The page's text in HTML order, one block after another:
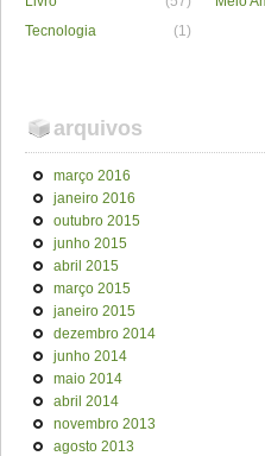
Tecnologia
(1)
arquivos
março 2016
janeiro 2016
outubro 2015
junho 2015
abril 2015
março 2015
janeiro 2015
dezembro 2014
junho 2014
maio 2014
abril 2014
novembro 2013
agosto 2013